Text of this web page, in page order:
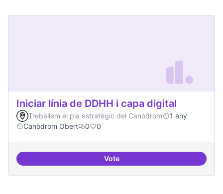
Iniciar línia de DDHH i capa digital
Treballem el pla estratègic del Canòdrom
1 any
Canòdrom Obert
0 0
VoteIniciar línia de DDHH i capa